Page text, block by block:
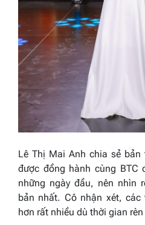
Lê Thị Mai Anh chia sẻ
được đồng hành cùng
những ngày đầu, nên nhìn
bản nhất. Cô nhận xét,
hơn rất nhiều dù thời gian